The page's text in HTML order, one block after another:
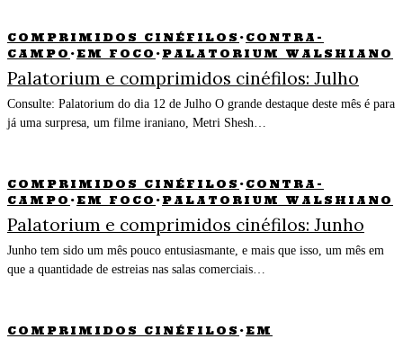
COMPRIMIDOS CINÉFILOS · CONTRA-
CAMPO · EM FOCO · PALATORIUM WALSHIANO
Palatorium e comprimidos cinéfilos: Julho
Consulte: Palatorium do dia 12 de Julho O grande destaque deste mês é para
já uma surpresa, um filme iraniano, Metri Shesh…
COMPRIMIDOS CINÉFILOS · CONTRA-
CAMPO · EM FOCO · PALATORIUM WALSHIANO
Palatorium e comprimidos cinéfilos: Junho
Junho tem sido um mês pouco entusiasmante, e mais que isso, um mês em
que a quantidade de estreias nas salas comerciais…
COMPRIMIDOS CINÉFILOS · EM